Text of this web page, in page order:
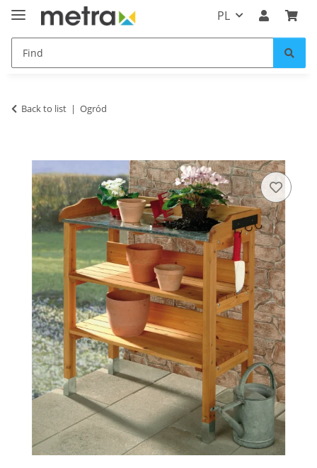
PL
Back to list Ogród